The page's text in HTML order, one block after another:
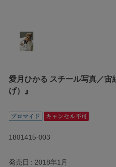
愛月ひかる スチール写真／宙
げ）』
1801415-003
発売日 2018年1月